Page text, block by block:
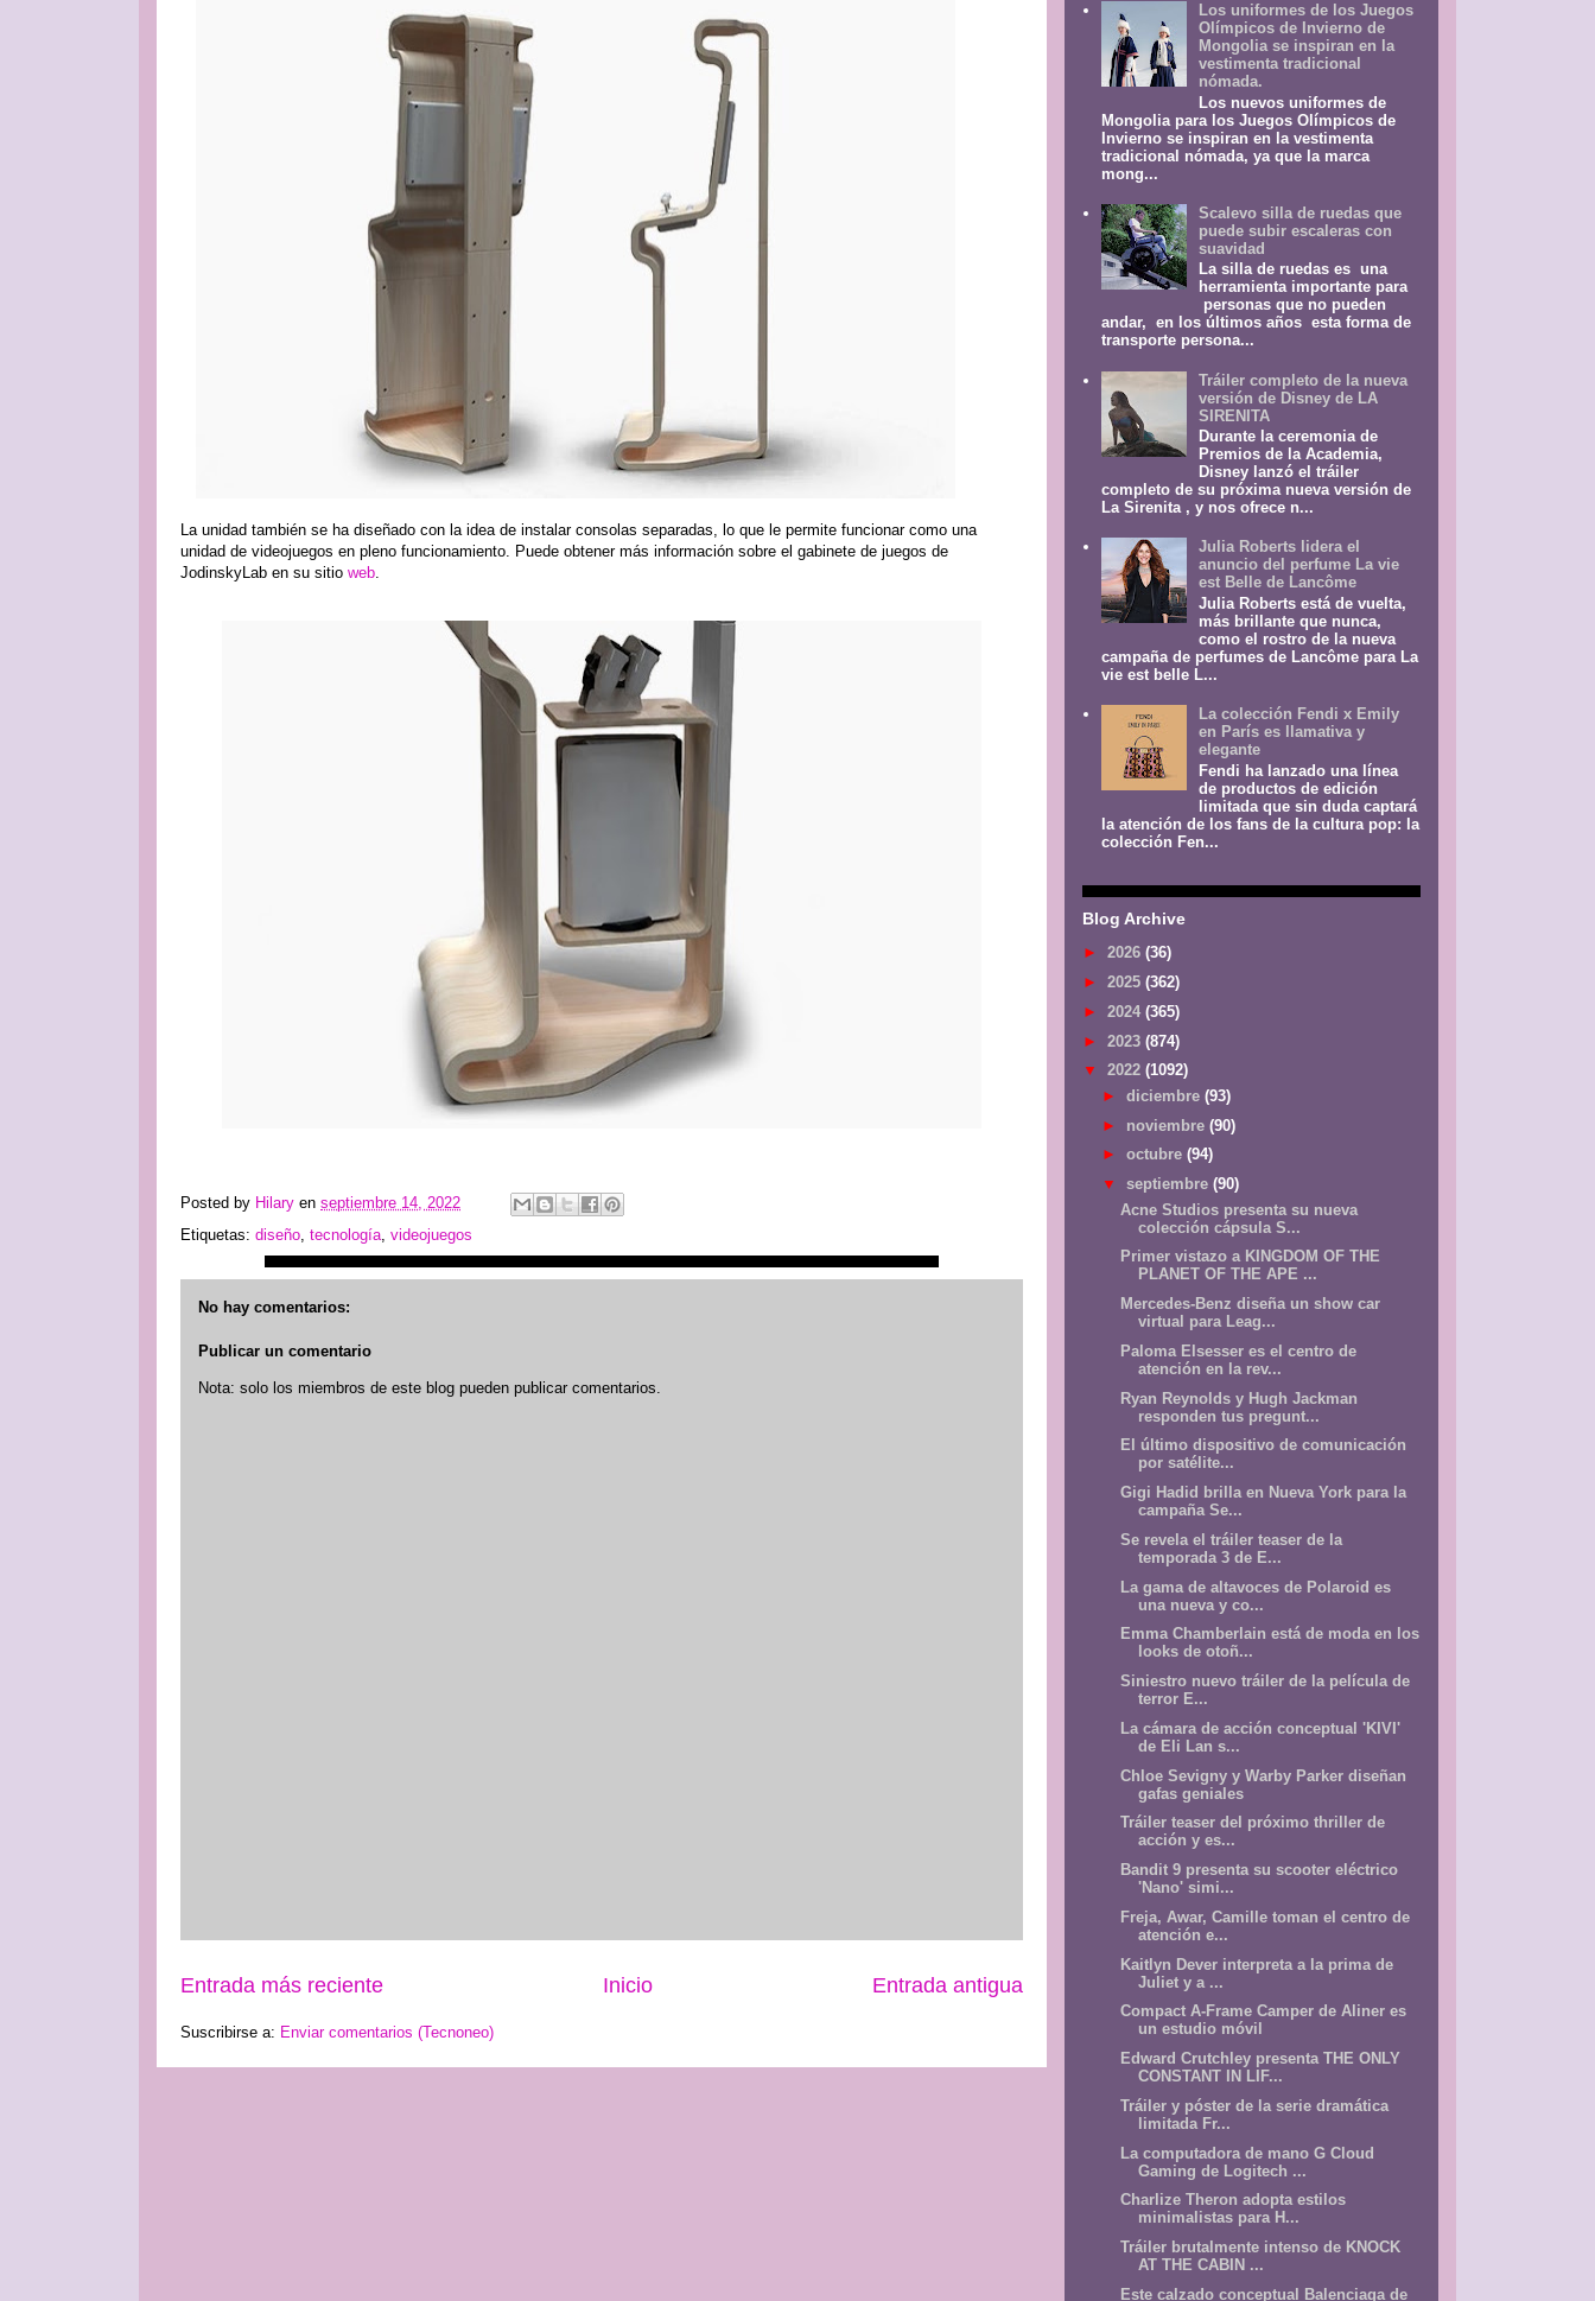
La unidad también se ha diseñado con la idea de instalar consolas separadas, lo que le permite funcionar como una
unidad de videojuegos en pleno funcionamiento. Puede obtener más información sobre el gabinete de juegos de
JodinskyLab en su sitio web.
Posted by Hilary en septiembre 14, 2022
Etiquetas: diseño, tecnología, videojuegos
No hay comentarios:
Publicar un comentario
Nota: solo los miembros de este blog pueden publicar comentarios.
Entrada más reciente Entrada antigua
Inicio
Suscribirse a: Enviar comentarios (Tecnoneo)
Los uniformes de los Juegos
Olímpicos de Invierno de
Mongolia se inspiran en la
vestimenta tradicional
nómada.
Los nuevos uniformes de
Mongolia para los Juegos Olímpicos de
Invierno se inspiran en la vestimenta
tradicional nómada, ya que la marca
mong...
Scalevo silla de ruedas que
puede subir escaleras con
suavidad
La silla de ruedas es una
herramienta importante para
personas que no pueden
andar, en los últimos años esta forma de
transporte persona...
Tráiler completo de la nueva
versión de Disney de LA
SIRENITA
Durante la ceremonia de
Premios de la Academia,
Disney lanzó el tráiler
completo de su próxima nueva versión de
La Sirenita , y nos ofrece n...
Julia Roberts lidera el
anuncio del perfume La vie
est Belle de Lancôme
Julia Roberts está de vuelta,
más brillante que nunca,
como el rostro de la nueva
campaña de perfumes de Lancôme para La
vie est belle L...
La colección Fendi x Emily
en París es llamativa y
elegante
Fendi ha lanzado una línea
de productos de edición
limitada que sin duda captará
la atención de los fans de la cultura pop: la
colección Fen...
Blog Archive
► 2026 (36)
► 2025 (362)
► 2024 (365)
► 2023 (874)
▼ 2022 (1092)
► diciembre (93)
► noviembre (90)
► octubre (94)
▼ septiembre (90)
Acne Studios presenta su nueva
colección cápsula S...
Primer vistazo a KINGDOM OF THE
PLANET OF THE APE ...
Mercedes-Benz diseña un show car
virtual para Leag...
Paloma Elsesser es el centro de
atención en la rev...
Ryan Reynolds y Hugh Jackman
responden tus pregunt...
El último dispositivo de comunicación
por satélite...
Gigi Hadid brilla en Nueva York para la
campaña Se...
Se revela el tráiler teaser de la
temporada 3 de E...
La gama de altavoces de Polaroid es
una nueva y co...
Emma Chamberlain está de moda en los
looks de otoñ...
Siniestro nuevo tráiler de la película de
terror E...
La cámara de acción conceptual 'KIVI'
de Eli Lan s...
Chloe Sevigny y Warby Parker diseñan
gafas geniales
Tráiler teaser del próximo thriller de
acción y es...
Bandit 9 presenta su scooter eléctrico
'Nano' simi...
Freja, Awar, Camille toman el centro de
atención e...
Kaitlyn Dever interpreta a la prima de
Juliet y a ...
Compact A-Frame Camper de Aliner es
un estudio móvil
Edward Crutchley presenta THE ONLY
CONSTANT IN LIF...
Tráiler y póster de la serie dramática
limitada Fr...
La computadora de mano G Cloud
Gaming de Logitech ...
Charlize Theron adopta estilos
minimalistas para H...
Tráiler brutalmente intenso de KNOCK
AT THE CABIN ...
Este calzado conceptual Balenciaga de